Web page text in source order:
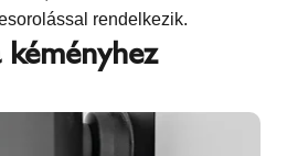
rendelkezik.